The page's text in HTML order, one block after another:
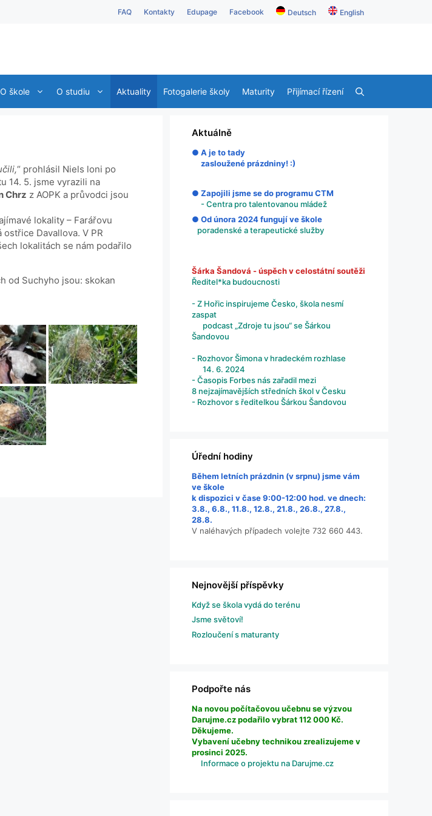
FAQ Kontakty Edupage Facebook Deutsch English
O škole O studiu Aktuality Fotogalerie školy Maturity Přijímací řízení
“ prohlásil Niels loni po
14. 5. jsme vyrazili na
Chrz z AOPK a průvodci jsou
lokality – Farářovu
Davallova. V PR
lokalitách se nám podařilo
od Suchyho jsou: skokan
Aktuálně
● A je to tady
zasloužené prázdniny! :)
● Zapojili jsme se do programu CTM
- Centra pro talentovanou mládež
● Od února 2024 fungují ve škole
poradenské a terapeutické služby
Šárka Šandová - úspěch v celostátní soutěži
Ředitel*ka budoucnosti
- Z Hořic inspirujeme Česko, škola nesmí
zaspat
podcast „Zdroje tu jsou“ se Šárkou
Šandovou
- Rozhovor Šimona v hradeckém rozhlase
14. 6. 2024
- Časopis Forbes nás zařadil mezi
8 nejzajímavějších středních škol v Česku
- Rozhovor s ředitelkou Šárkou Šandovou
Úřední hodiny
Během letních prázdnin (v srpnu) jsme vám
ve škole
k dispozici v čase 9:00-12:00 hod. ve dnech:
3.8., 6.8., 11.8., 12.8., 21.8., 26.8., 27.8.,
28.8.
V naléhavých případech volejte 732 660 443.
Nejnovější příspěvky
Když se škola vydá do terénu
Jsme světoví!
Rozloučení s maturanty
Podpořte nás
Na novou počítačovou učebnu se výzvou
Darujme.cz podařilo vybrat 112 000 Kč.
Děkujeme.
Vybavení učebny technikou zrealizujeme v
prosinci 2025.
Informace o projektu na Darujme.cz